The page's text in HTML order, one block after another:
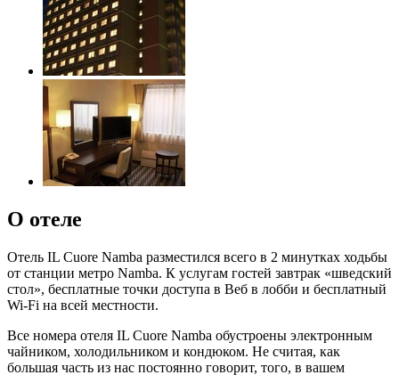
О отеле
Отель IL Cuore Namba разместился всего в 2 минутках ходьбы
от станции метро Namba. К услугам гостей завтрак «шведский
стол», бесплатные точки доступа в Веб в лобби и бесплатный
Wi-Fi на всей местности.
Все номера отеля IL Cuore Namba обустроены электронным
чайником, холодильником и кондюком. Не считая, как
большая часть из нас постоянно говорит, того, в вашем